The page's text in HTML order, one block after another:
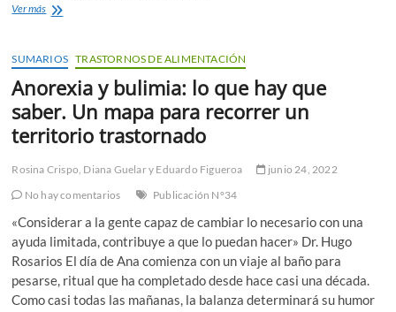
Ver másAnorexia
lo
que
hay
saber.
Tratamientos
los
de
alimentación.
SUMARIOS TRASTORNOS DE ALIMENTACIÓN
Anorexia y bulimia: lo que hay que
saber. Un mapa para recorrer un
territorio trastornado
Rosina Crispo, Diana Guelary Eduardo Figueroa
junio 24, 2022
No hay comentarios
Publicación N°34
«Considerar a la gente capaz de cambiar lo necesario con una
ayuda limitada, contribuye a que lo puedan hacer» Dr. Hugo
Rosarios El día de Ana comienza con un viaje al baño para
pesarse, ritual que ha completado desde hace casi una década.
Como casi todas las mañanas, la balanza determinará su humor